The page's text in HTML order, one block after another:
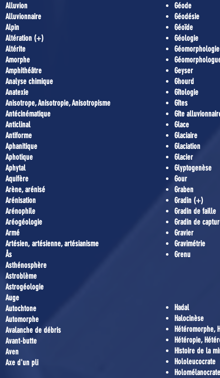
Alluvion
Alluvionnaire
Alpin
Altération (+)
Altérite
Amorphe
Amphithéâtre
Analyse chimique
Anatexie
Anisotrope, Anisotropie, Anisotropisme
Antécinématique
Anticlinal
Antiforme
Aphanitique
Aphotique
Aphytal
Aquifère
Arène, arénisé
Arénisation
Arénophile
Aréogéologie
Armé
Artésien, artésienne, artésianisme
Ås
Asthénosphère
Astroblème
Astrogéologie
Auge
Autochtone
Automorphe
Avalanche de débris
Avant-butte
Aven
Axe d'un pli
Géode
Géodésie
Géoïde
Géologie
Géomorphologie
Geyser
Ghourd
Gîtologie
Gîtes
Gîte
Glace
Glaciaire
Glaciation
Glacier
Glyptogenèse
Gour
Graben
Gradin (+)
Gradin de faille
Gradin de
Gravier
Gravimétrie
Grenu
Hadal
Halocinèse
Hétéromorphe,
Hétéropie,
Histoire de la
Hololeucocrate
Holomélanocrate